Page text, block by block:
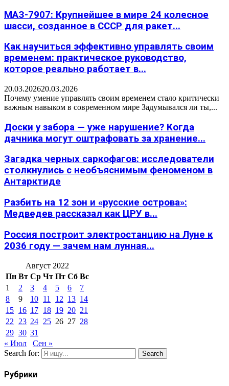
МАЗ-7907: Крупнейшее в мире 24 колесное
шасси, созданное в СССР для ракет...
Как научиться эффективно управлять своим
временем: практическое руководство,
которое реально работает в...
20.03.202620.03.2026
Почему умение управлять своим временем стало критически
важным навыком в современном мире Задумывался ли ты,...
Доски у забора — уже нарушение? Когда
дачника могут оштрафовать за хранение...
Загадка черных саркофагов: исследователи
столкнулись с необъяснимым феноменом в
Антарктиде
Разбить на 12 зон и «русские острова»:
Медведев рассказал как ЦРУ в...
Россия построит электростанцию на Луне к
2036 году — зачем нам лунная...
Август 2022
Пн Вт Ср Чт Пт Сб Вс
1
2 3 4 5 6
7
8
9 10 11 12 13 14
15 16 17 18 19 20 21
22
23 24 25 26 27 28
29 30 31
« Июл
Сен »
Search for:
Search
Рубрики